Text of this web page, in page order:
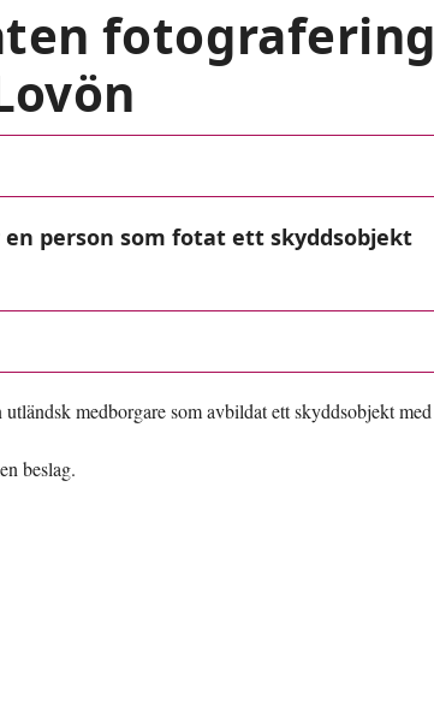
fotografering
person som fotat ett skyddsobjekt
medborgare som avbildat ett skyddsobjekt med
beslag.